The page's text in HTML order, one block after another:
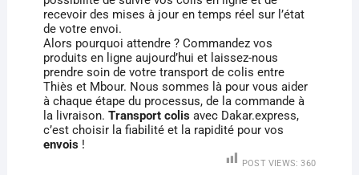
recevoir des mises à jour en temps réel sur l’état
de votre envoi.
Alors pourquoi attendre ? Commandez vos
produits en ligne aujourd’hui et laissez-nous
prendre soin de votre transport de colis entre
Thiès et Mbour. Nous sommes là pour vous aider
à chaque étape du processus, de la commande à
la livraison. Transport colisavec Dakar.express,
c’est choisir la fiabilité et la rapidité pour vos
envois!
POST VIEWS: 360